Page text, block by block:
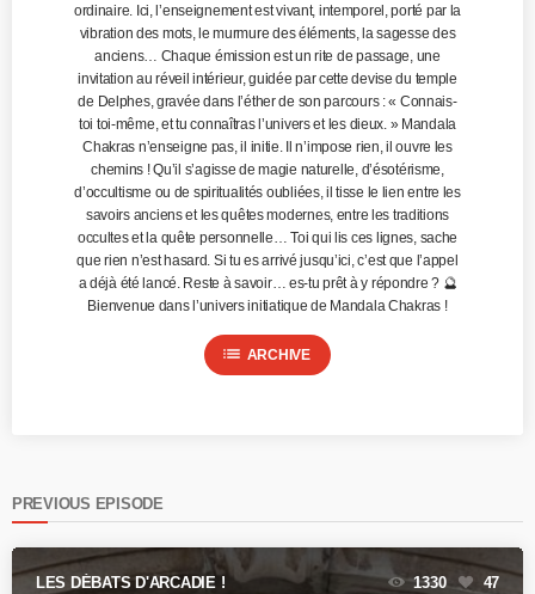
ordinaire. Ici, l’enseignement est vivant, intemporel, porté par la
vibration des mots, le murmure des éléments, la sagesse des
anciens… Chaque émission est un rite de passage, une
invitation au réveil intérieur, guidée par cette devise du temple
de Delphes, gravée dans l’éther de son parcours : « Connais-
toi toi-même, et tu connaîtras l’univers et les dieux. » Mandala
Chakras n’enseigne pas, il initie. Il n’impose rien, il ouvre les
chemins ! Qu’il s’agisse de magie naturelle, d’ésotérisme,
d’occultisme ou de spiritualités oubliées, il tisse le lien entre les
savoirs anciens et les quêtes modernes, entre les traditions
occultes et la quête personnelle… Toi qui lis ces lignes, sache
que rien n’est hasard. Si tu es arrivé jusqu’ici, c’est que l’appel
a déjà été lancé. Reste à savoir… es-tu prêt à y répondre ? 🔮
Bienvenue dans l’univers initiatique de Mandala Chakras !
list ARCHIVE
PREVIOUS EPISODE
LES DÉBATS D'ARCADIE ! 1330 47